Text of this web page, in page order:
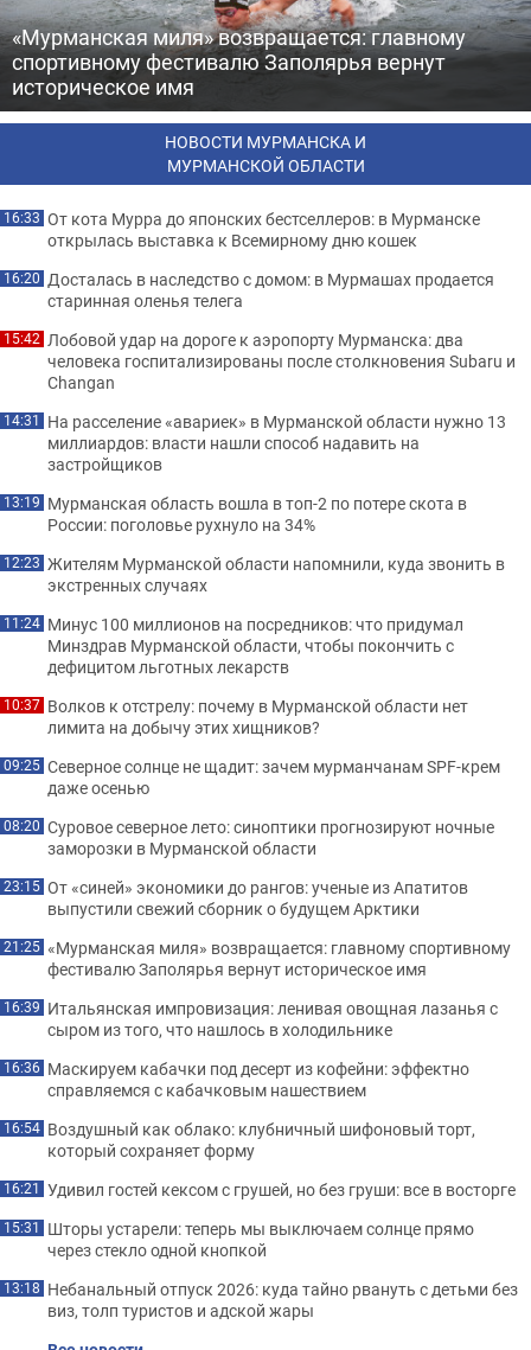
«Мурманская миля» возвращается: главному
спортивному фестивалю Заполярья вернут
историческое имя
НОВОСТИ МУРМАНСКА И
МУРМАНСКОЙ ОБЛАСТИ
16:33 От кота Мурра до японских бестселлеров: в Мурманске
открылась выставка к Всемирному дню кошек
16:20 Досталась в наследство с домом: в Мурмашах продается
старинная оленья телега
15:42 Лобовой удар на дороге к аэропорту Мурманска: два
человека госпитализированы после столкновения Subaru и
Changan
14:31 На расселение «авариек» в Мурманской области нужно 13
миллиардов: власти нашли способ надавить на
застройщиков
13:19 Мурманская область вошла в топ-2 по потере скота в
России: поголовье рухнуло на 34%
12:23 Жителям Мурманской области напомнили, куда звонить в
экстренных случаях
11:24 Минус 100 миллионов на посредников: что придумал
Минздрав Мурманской области, чтобы покончить с
дефицитом льготных лекарств
10:37 Волков к отстрелу: почему в Мурманской области нет
лимита на добычу этих хищников?
09:25 Северное солнце не щадит: зачем мурманчанам SPF-крем
даже осенью
08:20 Суровое северное лето: синоптики прогнозируют ночные
заморозки в Мурманской области
23:15 От «синей» экономики до рангов: ученые из Апатитов
выпустили свежий сборник о будущем Арктики
21:25 «Мурманская миля» возвращается: главному спортивному
фестивалю Заполярья вернут историческое имя
16:39 Итальянская импровизация: ленивая овощная лазанья с
сыром из того, что нашлось в холодильнике
16:36 Маскируем кабачки под десерт из кофейни: эффектно
справляемся с кабачковым нашествием
16:54 Воздушный как облако: клубничный шифоновый торт,
который сохраняет форму
16:21 Удивил гостей кексом с грушей, но без груши: все в восторге
15:31 Шторы устарели: теперь мы выключаем солнце прямо
через стекло одной кнопкой
13:18 Небанальный отпуск 2026: куда тайно рвануть с детьми без
виз, толп туристов и адской жары